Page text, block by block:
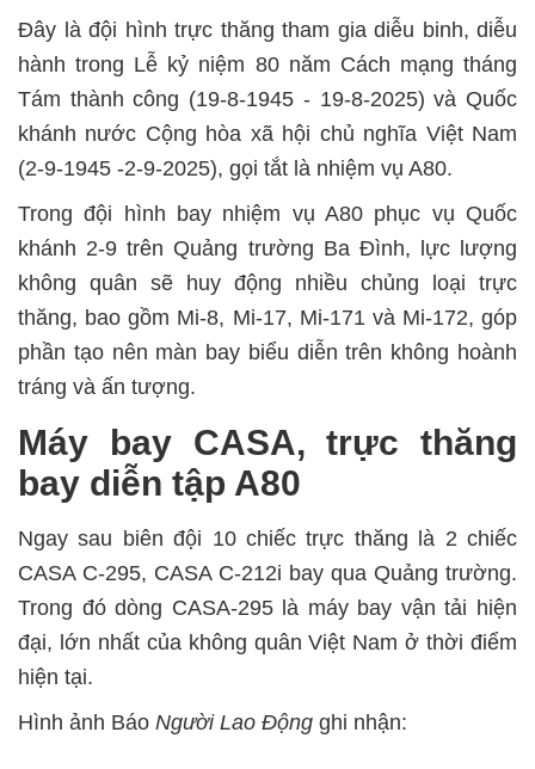
Đây là đội hình trực thăng tham gia diễu binh, diễu
hành trong Lễ kỷ niệm 80 năm Cách mạng tháng
Tám thành công (19-8-1945 - 19-8-2025) và Quốc
khánh nước Cộng hòa xã hội chủ nghĩa Việt Nam
(2-9-1945 -2-9-2025), gọi tắt là nhiệm vụ A80.
Trong đội hình bay nhiệm vụ A80 phục vụ Quốc
khánh 2-9 trên Quảng trường Ba Đình, lực lượng
không quân sẽ huy động nhiều chủng loại trực
thăng, bao gồm Mi-8, Mi-17, Mi-171 và Mi-172, góp
phần tạo nên màn bay biểu diễn trên không hoành
tráng và ấn tượng.
Máy bay CASA, trực thăng
bay diễn tập A80
Ngay sau biên đội 10 chiếc trực thăng là 2 chiếc
CASA C-295, CASA C-212i bay qua Quảng trường.
Trong đó dòng CASA-295 là máy bay vận tải hiện
đại, lớn nhất của không quân Việt Nam ở thời điểm
hiện tại.
Hình ảnh Báo Người Lao Động ghi nhận: